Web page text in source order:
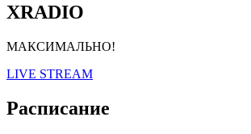
XRADIO
МАКСИМАЛЬНО!
LIVE STREAM
Расписание